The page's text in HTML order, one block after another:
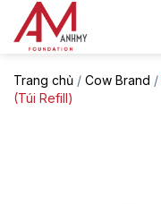
content
Trang chủ / Cow Brand /
(Túi Refill)